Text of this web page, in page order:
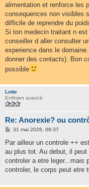
alimentation et renforce les
consequences non visibles
difficile de reprendre du
Si ton medecin traitant n
conseiller d aller consulter
experience dans le
donner des contacts). Bon
possible
Lotte
Enfinien avancé
Re: Anorexie? ou
M
s
a
g
31 mai 2026, 08:37
Par ailleur un controle ++
au plus tot. Au debut, il
controler a etre leger...mais
controler, le corps peut etre